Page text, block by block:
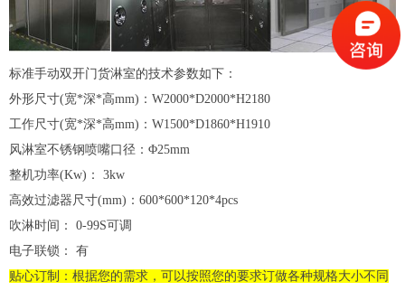
标准手动双开门货淋室的技术参数如下：
外形尺寸(宽*深*高mm)：W2000*D2000*H2180
工作尺寸(宽*深*高mm)：W1500*D1860*H1910
风淋室不锈钢喷嘴口径：Φ25mm
整机功率(Kw)： 3kw
高效过滤器尺寸(mm)：600*600*120*4pcs
吹淋时间： 0-99S可调
电子联锁： 有
贴心订制：根据您的需求，可以按照您的要求订做各种规格大小不同